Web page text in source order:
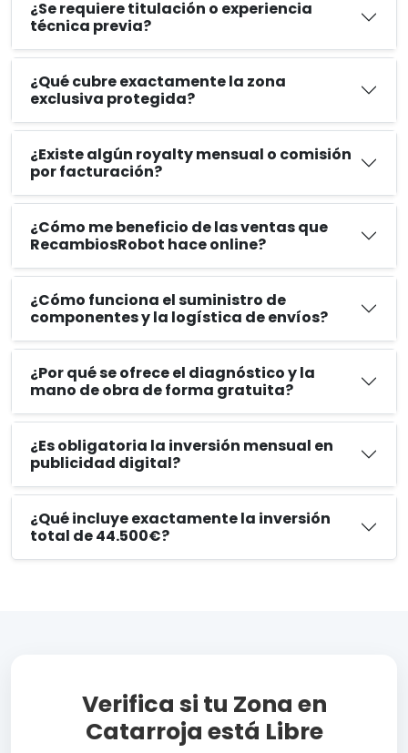
¿Se requiere titulación o experiencia
técnica previa?
¿Qué cubre exactamente la zona
exclusiva protegida?
¿Existe algún royalty mensual o comisión
por facturación?
¿Cómo me beneficio de las ventas que
RecambiosRobot hace online?
¿Cómo funciona el suministro de
componentes y la logística de envíos?
¿Por qué se ofrece el diagnóstico y la
mano de obra de forma gratuita?
¿Es obligatoria la inversión mensual en
publicidad digital?
¿Qué incluye exactamente la inversión
total de 44.500€?
Verifica si tu Zona en
Catarroja está Libre